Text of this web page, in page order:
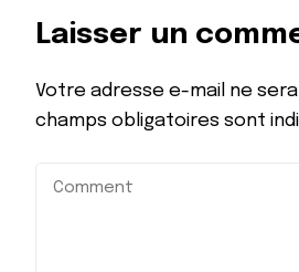
Laisser un
Votre adresse e-mail ne
champs obligatoires sont